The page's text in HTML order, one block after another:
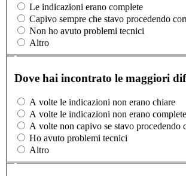
Le indicazioni erano complete
Capivo sempre che stavo procedendo
Non ho avuto problemi tecnici
Altro
Dove hai incontrato le maggiori
A volte le indicazioni non erano chiare
A volte le indicazioni non erano complete
A volte non capivo se stavo procedendo
Ho avuto problemi tecnici
Altro